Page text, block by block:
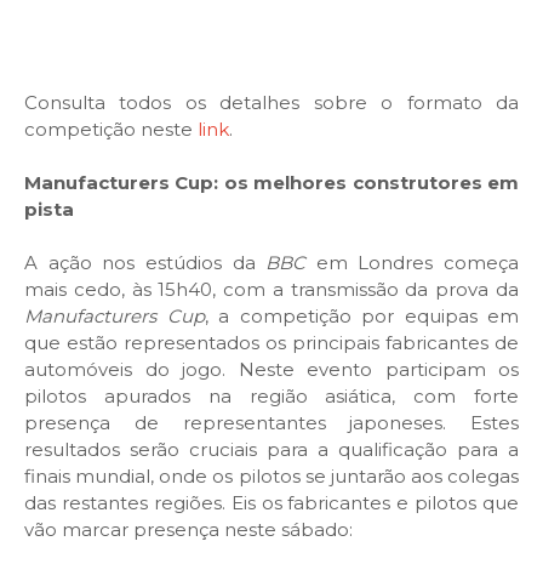
Consulta todos os detalhes sobre o formato da
competição neste link.
Manufacturers Cup: os melhores construtores em
pista
A ação nos estúdios da BBC em Londres começa
mais cedo, às 15h40, com a transmissão da prova da
Manufacturers Cup, a competição por equipas em
que estão representados os principais fabricantes de
automóveis do jogo. Neste evento participam os
pilotos apurados na região asiática, com forte
presença de representantes japoneses. Estes
resultados serão cruciais para a qualificação para a
finais mundial, onde os pilotos se juntarão aos colegas
das restantes regiões. Eis os fabricantes e pilotos que
vão marcar presença neste sábado: